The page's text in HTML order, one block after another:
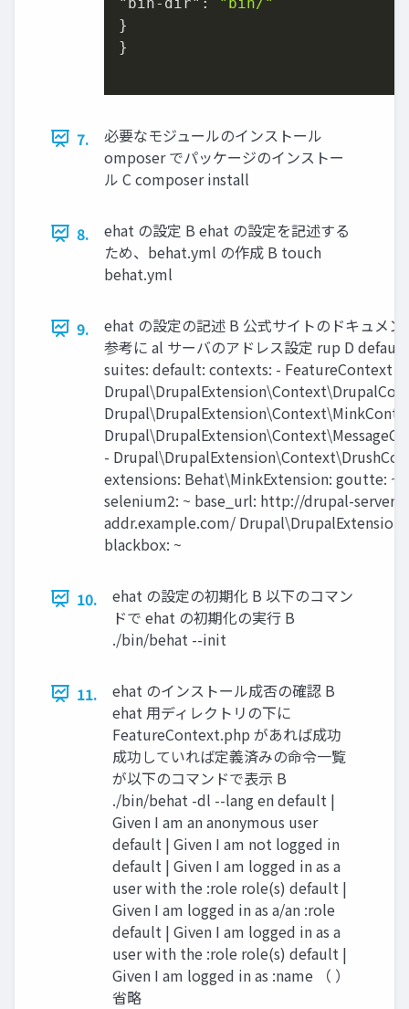
}
}
7.
必要なモジュールのインストール
omposer でパッケージのインストー
ル C composer install
8.
ehat の設定 B ehat の設定を記述する
ため、behat.yml の作成 B touch
behat.yml
9.
ehat の設定の記述 B 公式サイトのドキュメン
参考に al サーバのアドレス設定 rup D
suites: default: contexts: - FeatureContext -
-
extensions: Behat\MinkExtension: goutte: ~
selenium2: ~ base_url: http://drupal-server-
addr.example.com/ Drupal\DrupalExtension:
blackbox: ~
10.
ehat の設定の初期化 B 以下のコマン
ドで ehat の初期化の実行 B
./bin/behat --init
11.
ehat のインストール成否の確認 B
ehat 用ディレクトリの下に
FeatureContext.php があれば成功
成功していれば定義済みの命令一覧
が以下のコマンドで表示 B
./bin/behat -dl --lang en default |
Given I am an anonymous user
default | Given I am not logged in
default | Given I am logged in as a
user with the :role role(s) default |
Given I am logged in as a/an :role
default | Given I am logged in as a
user with the :role role(s) default |
Given I am logged in as :name （ ）
省略